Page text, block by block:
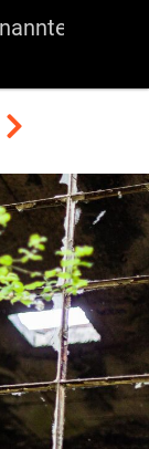
Fotosession-017